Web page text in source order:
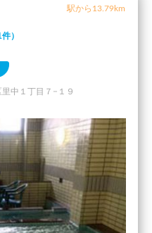
駅から13.79km
）
中１丁目７−１９